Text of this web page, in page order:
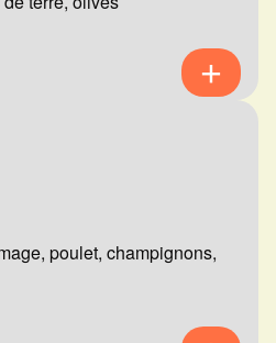
poulet, champignons,